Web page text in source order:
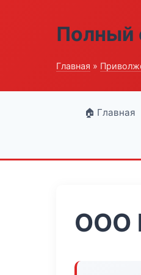
Полный
Главная »
🏠 Главная
ООО